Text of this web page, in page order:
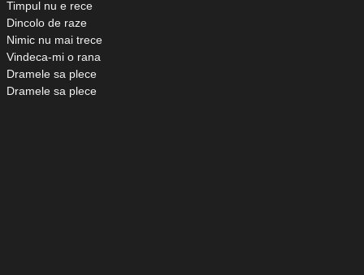
Timpul nu e rece
Dincolo de raze
Nimic nu mai trece
Vindeca-mi o rana
Dramele sa plece
Dramele sa plece